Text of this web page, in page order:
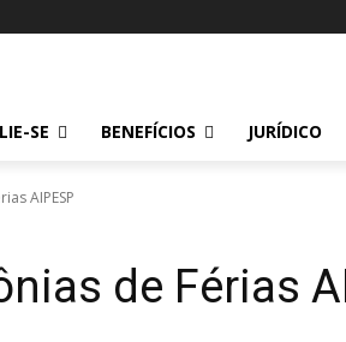
SE BENEFÍCIOS JURÍDICO
AIPESP
de Férias